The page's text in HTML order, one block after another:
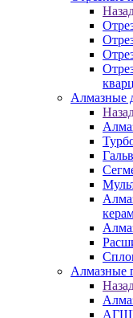
Алмазные
Алмазные